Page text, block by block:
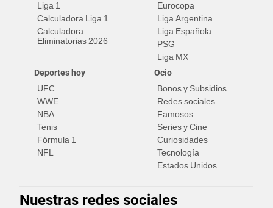
Liga 1
Calculadora Liga 1
Calculadora
Eliminatorias 2026
Eurocopa
Liga Argentina
Liga Española
PSG
Liga MX
Deportes hoy
UFC
WWE
NBA
Tenis
Fórmula 1
NFL
Ocio
Bonos y Subsidios
Redes sociales
Famosos
Series y Cine
Curiosidades
Tecnología
Estados Unidos
Nuestras redes sociales